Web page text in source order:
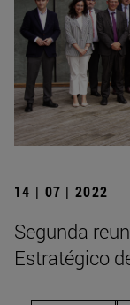
14 | 07 | 2022
Segunda
Estratégico